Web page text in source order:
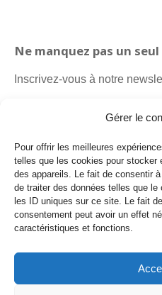
Gérer le
Pour offrir les meilleures
telles que les cookies pour stocker
des appareils. Le fait de consentir
de traiter des données telles que
les ID uniques sur ce site. Le fait
consentement peut avoir un effet
caractéristiques et fonctions.
Ne manquez pas un
Inscrivez-vous à notre
Politique de cookies